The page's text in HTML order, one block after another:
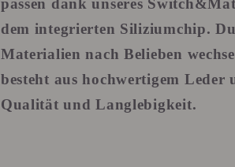
passen dank unseres
dem integrierten Siliziumchip.
Materialien nach Belieben
besteht aus hochwertigem Leder
Qualität und Langlebigkeit.